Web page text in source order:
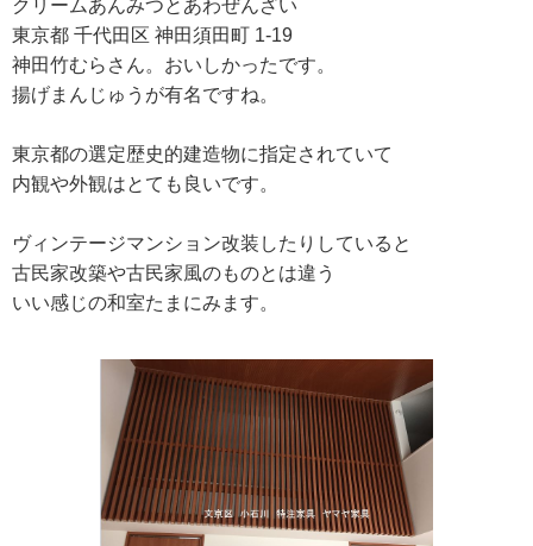
クリームあんみつとあわぜんざい
東京都 千代田区 神田須田町 1-19
神田竹むらさん。おいしかったです。
揚げまんじゅうが有名ですね。
東京都の選定歴史的建造物に指定されていて
内観や外観はとても良いです。
ヴィンテージマンション改装したりしていると
古民家改築や古民家風のものとは違う
いい感じの和室たまにみます。